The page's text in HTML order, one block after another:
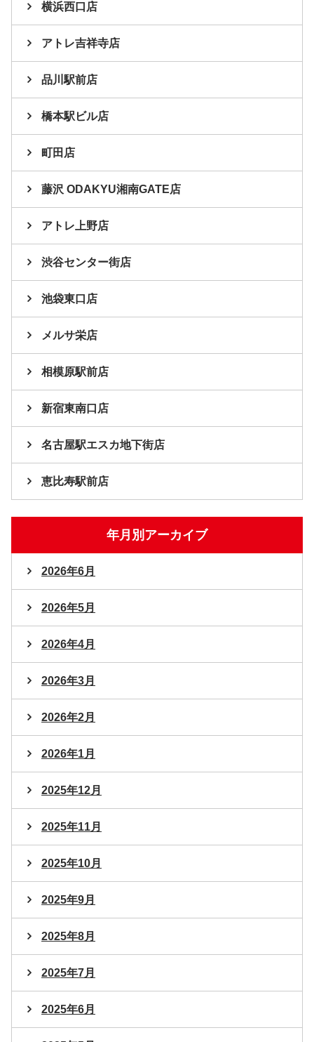
横浜西口店
アトレ吉祥寺店
品川駅前店
橋本駅ビル店
町田店
藤沢 ODAKYU湘南GATE店
アトレ上野店
渋谷センター街店
池袋東口店
メルサ栄店
相模原駅前店
新宿東南口店
名古屋駅エスカ地下街店
恵比寿駅前店
年月別アーカイブ
2026年6月
2026年5月
2026年4月
2026年3月
2026年2月
2026年1月
2025年12月
2025年11月
2025年10月
2025年9月
2025年8月
2025年7月
2025年6月